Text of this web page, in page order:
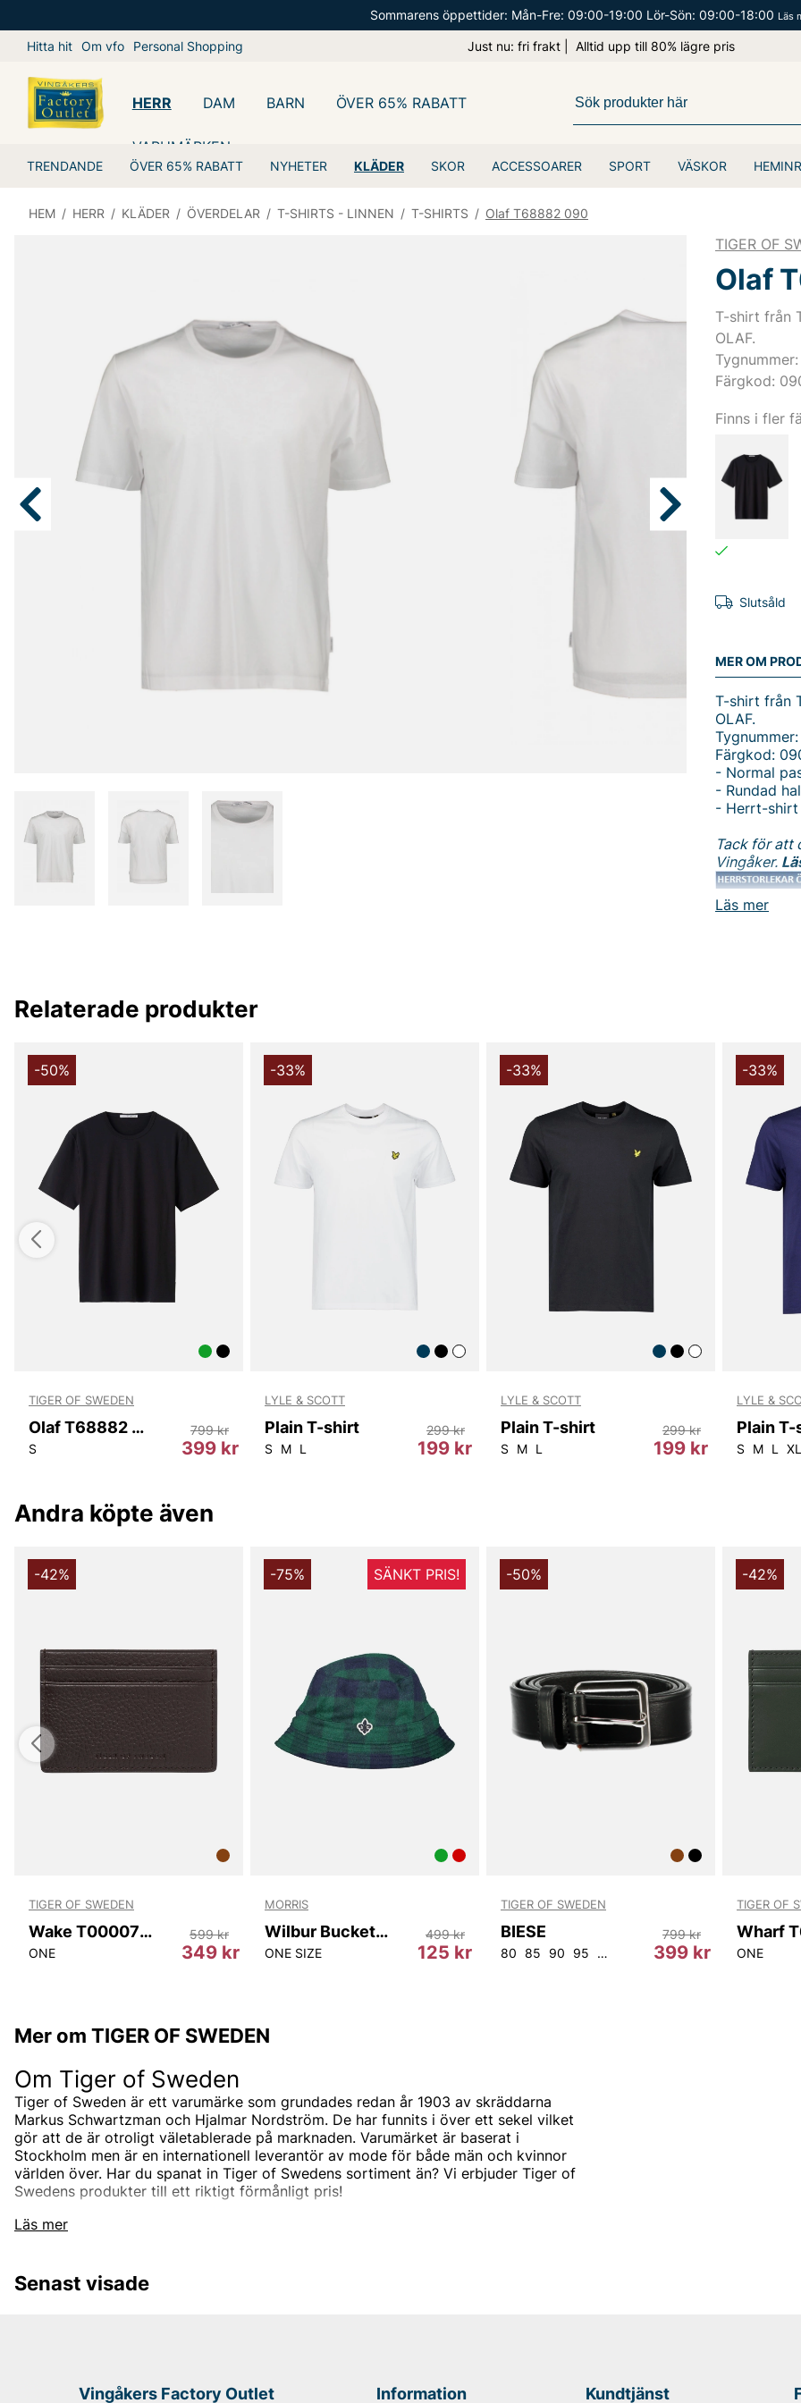
Sommarens öppettider: Mån-Fre: 09:00-19:00 Lör-Sön: 09:00-18:00 Läs
Hitta hit Om vfo Personal Shopping Just nu: fri frakt | Alltid upp till 80% lägre pris
HERR
TRENDANDE ÖVER 65% RABATT NYHETER KLÄDER SKOR ACCESSOARER SPORT VÄSKOR
DAM BARN ÖVER 65% RABATT
VARUMÄRKEN
HEM / HERR / KLÄDER / ÖVERDELAR / T-SHIRTS - LINNEN / T-SHIRTS / Olaf T68882 090
TIGER OF
Olaf
T-shirt från
OLAF.
Färgkod:
Finns i fler
Slutsåld
MER OM
Läs mer
T-shirt från
OLAF.
Färgkod:
- Normal
- Rundad
- Herrt-shirt
Tack för att
Vingåker.
Relaterade produkter
-50%
TIGER OF SWEDEN
Olaf T68882 050
S 399 kr
799 kr
-33%
LYLE & SCOTT
Plain T-shirt
S M L 199 kr
299 kr
-33%
LYLE & SCOTT
Plain T-shirt
S M L 199 kr
299 kr
-33%
LYLE &
Plain
S M L XL
Andra köpte även
-42%
TIGER OF SWEDEN
Wake T00007 10N
ONE 349 kr
599 kr
-75% SÄNKT PRIS!
MORRIS
Wilbur Bucket Hat
ONE SIZE 125 kr
499 kr
-50%
TIGER OF SWEDEN
BIESE
80 85 90 95 100 399 kr
799 kr
-42%
TIGER OF
ONE
Mer om TIGER OF SWEDEN
Läs mer
Om Tiger of Sweden
Tiger of Sweden är ett varumärke som grundades redan år 1903 av skräddarna
Markus Schwartzman och Hjalmar Nordström. De har funnits i över ett sekel vilket
gör att de är otroligt väletablerade på marknaden. Varumärket är baserat i
Stockholm men är en internationell leverantör av mode för både män och kvinnor
världen över. Har du spanat in Tiger of Swedens sortiment än? Vi erbjuder Tiger of
Swedens produkter till ett riktigt förmånligt pris!
Tiger of Swedens sortiment
designas i den Stockholmsbaserade studion men de samarbetar också med de
herr och skinnjackor för herr.
Senast visade
Vingåkers Factory Outlet Information Kundtjänst